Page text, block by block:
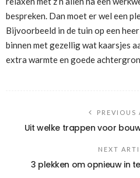
bespreken. Dan moet er wel een
Bijvoorbeeld in de tuin op een
binnen met gezellig wat kaarsjes
extra warmte en goede
PREVIOUS
Uit welke trappen voor
NEXT
3 plekken om opnieuw in